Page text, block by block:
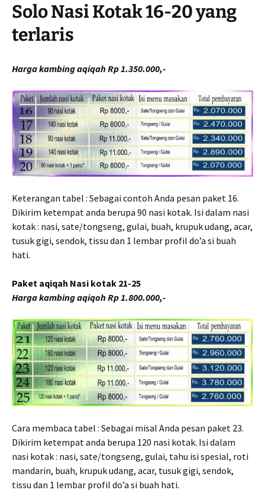
Solo Nasi Kotak 16-20 yang
terlaris
Harga kambing aqiqah Rp 1.350.000,-
Keterangan tabel : Sebagai contoh Anda pesan paket 16.
Dikirim ketempat anda berupa 90 nasi kotak. Isi dalam nasi
kotak : nasi, sate/tongseng, gulai, buah, krupuk udang, acar,
tusuk gigi, sendok, tissu dan 1 lembar profil do’a si buah
hati.
Paket aqiqah Nasi kotak 21-25
Harga kambing aqiqoh Rp 1.800.000,-
Cara membaca tabel : Sebagai misal Anda pesan paket 23.
Dikirim ketempat anda berupa 120 nasi kotak. Isi dalam
nasi kotak : nasi, sate/tongseng, gulai, tahu isi spesial, roti
mandarin, buah, krupuk udang, acar, tusuk gigi, sendok,
tissu dan 1 lembar profil do’a si buah hati.